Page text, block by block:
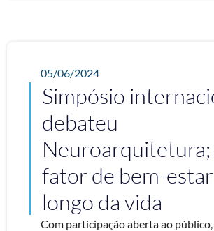
05/06/2024
Simpósio
debateu
Neuroarquitetura;
fator de bem-
longo da vida
Com participação aberta ao